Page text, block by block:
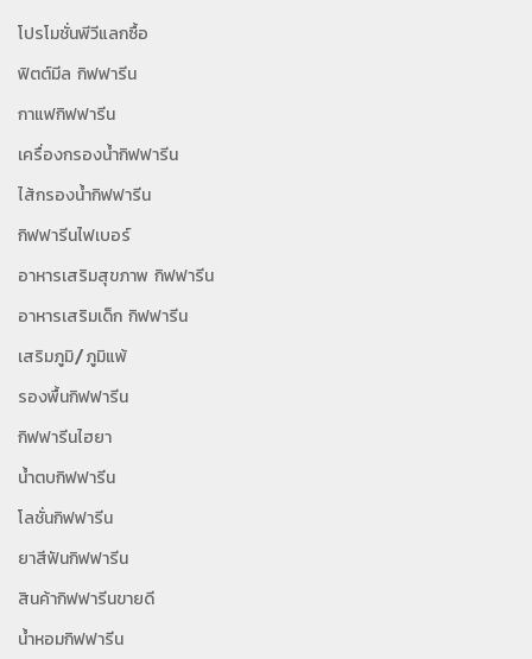
โปรโมชั่นพีวีแลกซื้อ
ฟิตต์มีล กิฟฟารีน
กาแฟกิฟฟารีน
เครื่องกรองน้ำกิฟฟารีน
ไส้กรองน้ำกิฟฟารีน
กิฟฟารีนไฟเบอร์
อาหารเสริมสุขภาพ กิฟฟารีน
อาหารเสริมเด็ก กิฟฟารีน
เสริมภูมิ/ภูมิแพ้
รองพื้นกิฟฟารีน
กิฟฟารีนไฮยา
น้ำตบกิฟฟารีน
โลชั่นกิฟฟารีน
ยาสีฟันกิฟฟารีน
สินค้ากิฟฟารีนขายดี
น้ำหอมกิฟฟารีน